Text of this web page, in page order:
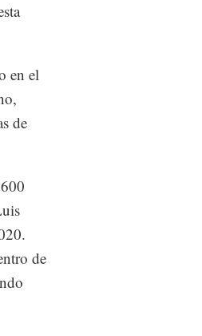
en el
de
de